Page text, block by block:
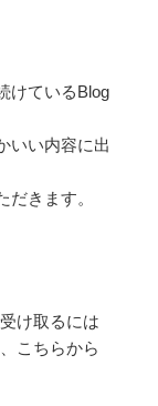
けているBlog
いい内容に出
きます。
け取るには
こちらから